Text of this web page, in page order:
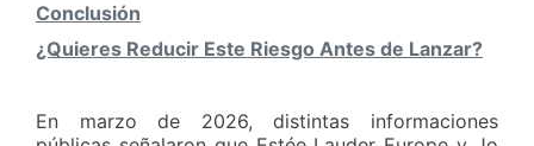
Conclusión
¿Quieres Reducir Este Riesgo Antes de Lanzar?
En marzo de 2026, distintas informaciones